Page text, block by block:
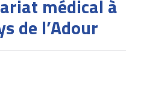
médical à
de l’Adour